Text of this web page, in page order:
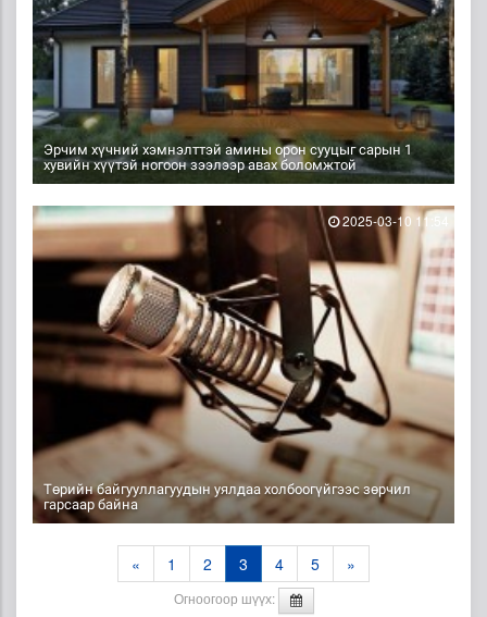
Эрчим хүчний хэмнэлттэй амины орон сууцыг сарын 1
хувийн хүүтэй ногоон зээлээр авах боломжтой
Төрийн байгууллагуудын уялдаа холбоогүйгээс зөрчил
гарсаар байна
2025-03-10 11:54
« 1 2 3 4 5 »
Огноогоор шүүх: